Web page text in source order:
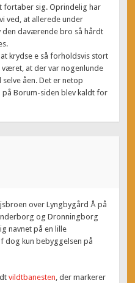
fortaber sig. Oprindelig har
ved, at allerede under
den daværende bro så hårdt
krydse e så forholdsvis stort
at der var nogenlunde
åen. Det er netop
Borum-siden blev kaldt for
over Lyngbygård Å på
og Dronningborg
navnet på en lille
dog kun bebyggelsen på
vildtbanesten, der markerer